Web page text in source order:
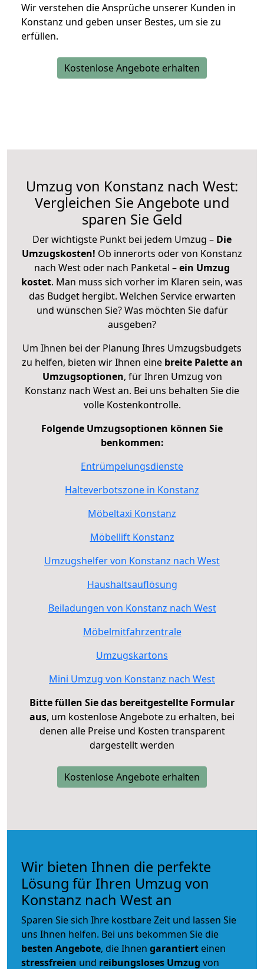
Wir verstehen die Ansprüche unserer Kunden in
Konstanz und geben unser Bestes, um sie zu
erfüllen.
Kostenlose Angebote erhalten
Umzug von Konstanz nach West:
Vergleichen Sie Angebote und
sparen Sie Geld
Der wichtigste Punkt bei jedem Umzug – Die
Umzugskosten! Ob innerorts oder von Konstanz
nach West oder nach Panketal –ein Umzug
kostet. Man muss sich vorher im Klaren sein, was
das Budget hergibt. Welchen Service erwarten
und wünschen Sie? Was möchten Sie dafür
ausgeben?
Um Ihnen bei der Planung Ihres Umzugsbudgets
zu helfen, bieten wir Ihnen eine breite Palette an
Umzugsoptionen, für Ihren Umzug von
Konstanz nach West an. Bei uns behalten Sie die
volle Kostenkontrolle.
Folgende Umzugsoptionen können Sie
benkommen:
Entrümpelungsdienste
Halteverbotszone in Konstanz
Möbeltaxi Konstanz
Möbellift Konstanz
Umzugshelfer von Konstanz nach West
Haushaltsauflösung
Beiladungen von Konstanz nach West
Möbelmitfahrzentrale
Umzugskartons
Mini Umzug von Konstanz nach West
Bitte füllen Sie das bereitgestellte Formular
aus, um kostenlose Angebote zu erhalten, bei
denen alle Preise und Kosten transparent
dargestellt werden
Kostenlose Angebote erhalten
Wir bieten Ihnen die perfekte
Lösung für Ihren Umzug von
Konstanz nach West an
Sparen Sie sich Ihre kostbare Zeit und lassen Sie
uns Ihnen helfen. Bei uns bekommen Sie die
besten Angebote, die Ihnen garantiert einen
stressfreien und reibungsloses Umzug von